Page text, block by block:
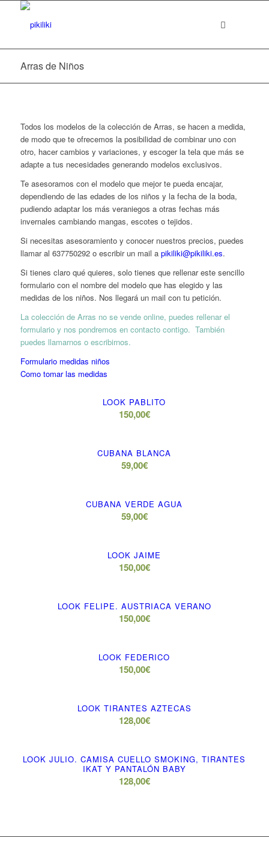
Arras de Niños
Todos los modelos de la colección de Arras, se hacen a medida,
de modo que te ofrecemos la posibilidad de combinar uno con
otro, hacer cambios y variaciones, y escoger la tela que más se
adapte a tus necesidades generando modelos exclusivos.
Te asesoramos con el modelo que mejor te pueda encajar,
dependiendo de las edades de los niños y la fecha de la boda,
pudiendo adaptar los más veraniegos a otras fechas más
invernales cambiando mangas, escotes o tejidos.
Si necesitas asesoramiento y conocer nuestros precios, puedes
llamar al 637750292 o escribir un mail a pikiliki@pikiliki.es.
Si tienes claro qué quieres, solo tienes que rellenar este sencillo
formulario con el nombre del modelo que has elegido y las
medidas de los niños. Nos llegará un mail con tu petición.
La colección de Arras no se vende online, puedes rellenar el
formulario y nos pondremos en contacto contigo. También
puedes llamarnos o escribirnos.
Formulario medidas niños
Como tomar las medidas
LOOK PABLITO
150,00€
CUBANA BLANCA
59,00€
CUBANA VERDE AGUA
59,00€
LOOK JAIME
150,00€
LOOK FELIPE. AUSTRIACA VERANO
150,00€
LOOK FEDERICO
150,00€
LOOK TIRANTES AZTECAS
128,00€
LOOK JULIO. CAMISA CUELLO SMOKING, TIRANTES
IKAT Y PANTALÓN BABY
128,00€